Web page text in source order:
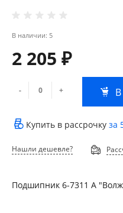
В наличии: 5
2 205 ₽
- +
Купить в рассрочку за
Нашли дешевле?
Подшипник 6-7311 А